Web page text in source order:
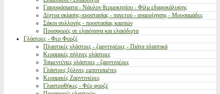
Γαιουφάσματα - Νάυλον θερμοκηπίου - Φίλμ εδαφοκάλυψης
Δίχτυα σκίασης-προστασίας - παγετού - αναρρίχησης - Μουσαμάδες
Σάκοι συλλογής - προστασίας καρπών
Προσφορές σε ελαιόπανα και ελαιόδιχτα
Γλάστρες - Φερ Φορζέ
Πλαστικές γλάστρες - ζαρντινιέρες - Πιάτα πλαστικά
Κεραμικές πήλινες γλάστρες
Τσιμεντένιες γλάστρες - ζαρντινιέρες
Γλάστρες ξύλινες εμποτισμένες
Κεραμικές Ζαρντινιέρες
Γλαστροθήκες - Φέρ φορζέ